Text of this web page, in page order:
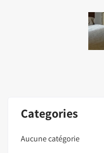
Categories
Aucune catégorie